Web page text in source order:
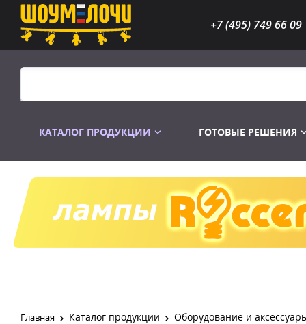
+7 (495) 749 66 09
КАТАЛОГ ПРОДУКЦИИ
Распродажа Лампы
ГОТОВЫЕ РЕШЕНИЯ
Главная Каталог продукции Оборудование и